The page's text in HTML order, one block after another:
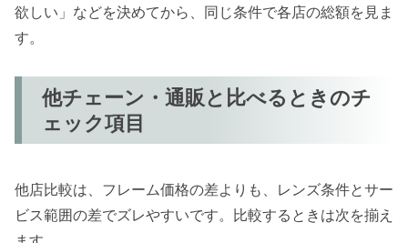
欲しい」などを決めてから、同じ条件で各店の総額を見ま
す。
他チェーン・通販と比べるときのチ
ェック項目
他店比較は、フレーム価格の差よりも、レンズ条件とサー
ビス範囲の差でズレやすいです。比較するときは次を揃え